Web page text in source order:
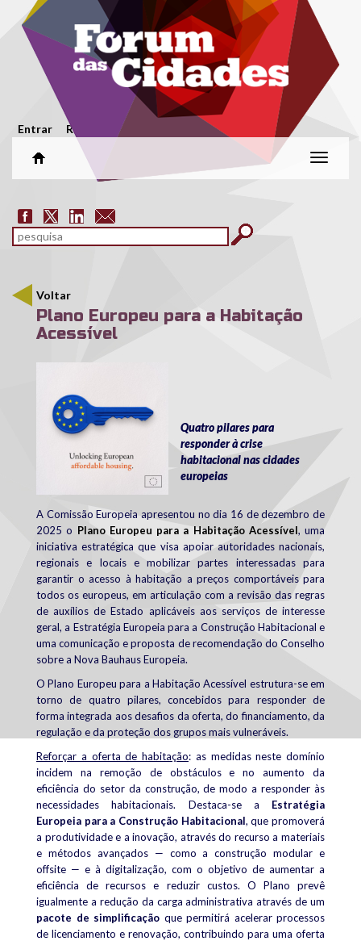
Passar para o conteúdo principal
Menu secundário
Entrar Registar
Alterar
Formulário de pesquisa
pesquisar
Voltar
Plano Europeu para a Habitação
Acessível
Quatro pilares para
responder à crise
habitacional nas cidades
europeias
A Comissão Europeia apresentou no dia 16 de dezembro de
2025 o Plano Europeu para a Habitação Acessível, uma
iniciativa estratégica que visa apoiar autoridades nacionais,
regionais e locais e mobilizar partes interessadas para
garantir o acesso à habitação a preços comportáveis para
todos os europeus, em articulação com a revisão das regras
de auxílios de Estado aplicáveis aos serviços de interesse
geral, a Estratégia Europeia para a Construção Habitacional e
uma comunicação e proposta de recomendação do Conselho
sobre a Nova Bauhaus Europeia.
O Plano Europeu para a Habitação Acessível estrutura-se em
torno de quatro pilares, concebidos para responder de
forma integrada aos desafios da oferta, do financiamento, da
regulação e da proteção dos grupos mais vulneráveis.
Reforçar a oferta de habitação: as medidas neste domínio
incidem na remoção de obstáculos e no aumento da
eficiência do setor da construção, de modo a responder às
necessidades habitacionais. Destaca-se a Estratégia
Europeia para a Construção Habitacional, que promoverá
a produtividade e a inovação, através do recurso a materiais
e métodos avançados — como a construção modular e
offsite — e à digitalização, com o objetivo de aumentar a
eficiência de recursos e reduzir custos. O Plano prevê
igualmente a redução da carga administrativa através de um
pacote de simplificação que permitirá acelerar processos
de licenciamento e renovação, contribuindo para uma oferta